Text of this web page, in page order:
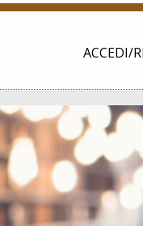
ACCEDI/